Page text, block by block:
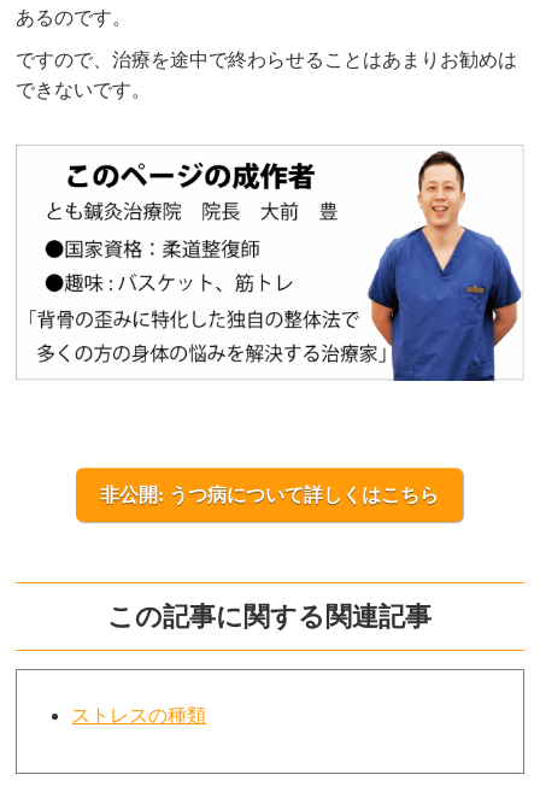
あるのです。
ですので、治療を途中で終わらせることはあまりお勧めは
できないです。
非公開: うつ病について詳しくはこちら
この記事に関する関連記事
ストレスの種類